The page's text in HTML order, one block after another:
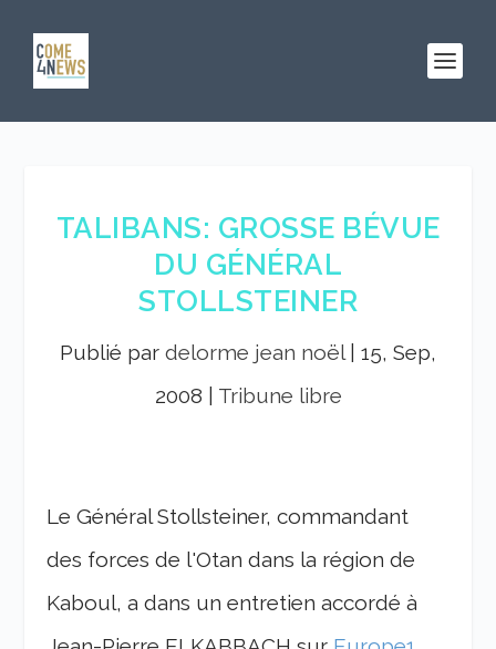
TALIBANS: GROSSE BÉVUE
DU GÉNÉRAL
STOLLSTEINER
Publié par delorme jean noël| 15, Sep,
2008
Tribune libre
Le Général Stollsteiner, commandant
des forces de l'Otan dans la région de
Kaboul, a dans un entretien accordé à